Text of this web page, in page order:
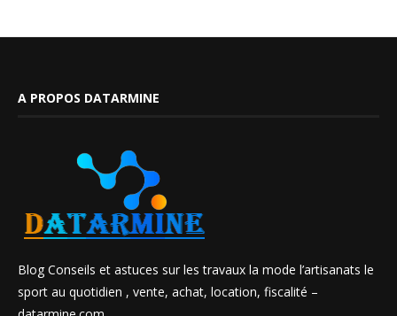
A PROPOS DATARMINE
Blog Conseils et astuces sur les travaux la mode l’artisanats le
sport au quotidien , vente, achat, location, fiscalité –